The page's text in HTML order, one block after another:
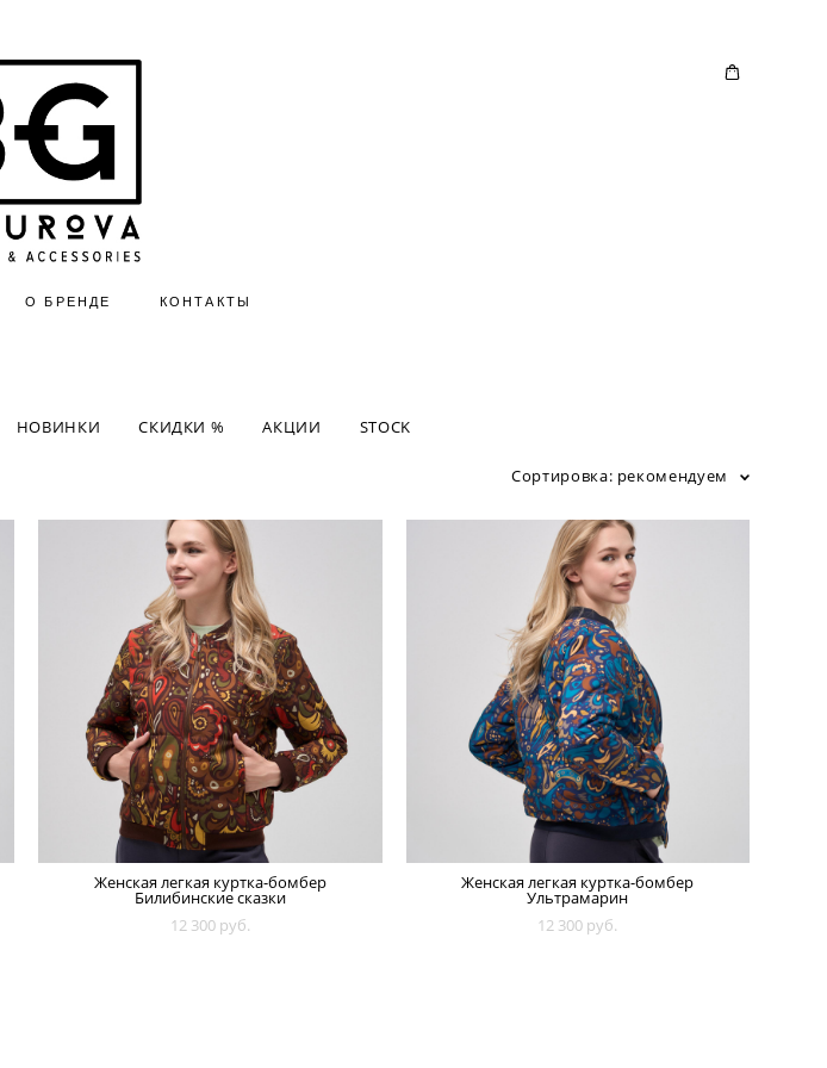
О БРЕНДЕ КОНТАКТЫ
НОВИНКИ СКИДКИ % АКЦИИ STOCK
Сортировка: рекомендуем
Женская легкая куртка-бомбер
Билибинские сказки
12 300 pуб.
Женская легкая куртка-бомбер
Ультрамарин
12 300 pуб.